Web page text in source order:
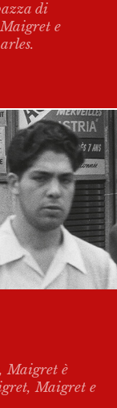
di
e
Maigret è
Maigret e